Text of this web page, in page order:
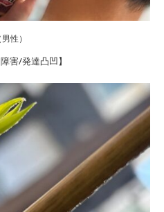
性）
害/発達凸凹】